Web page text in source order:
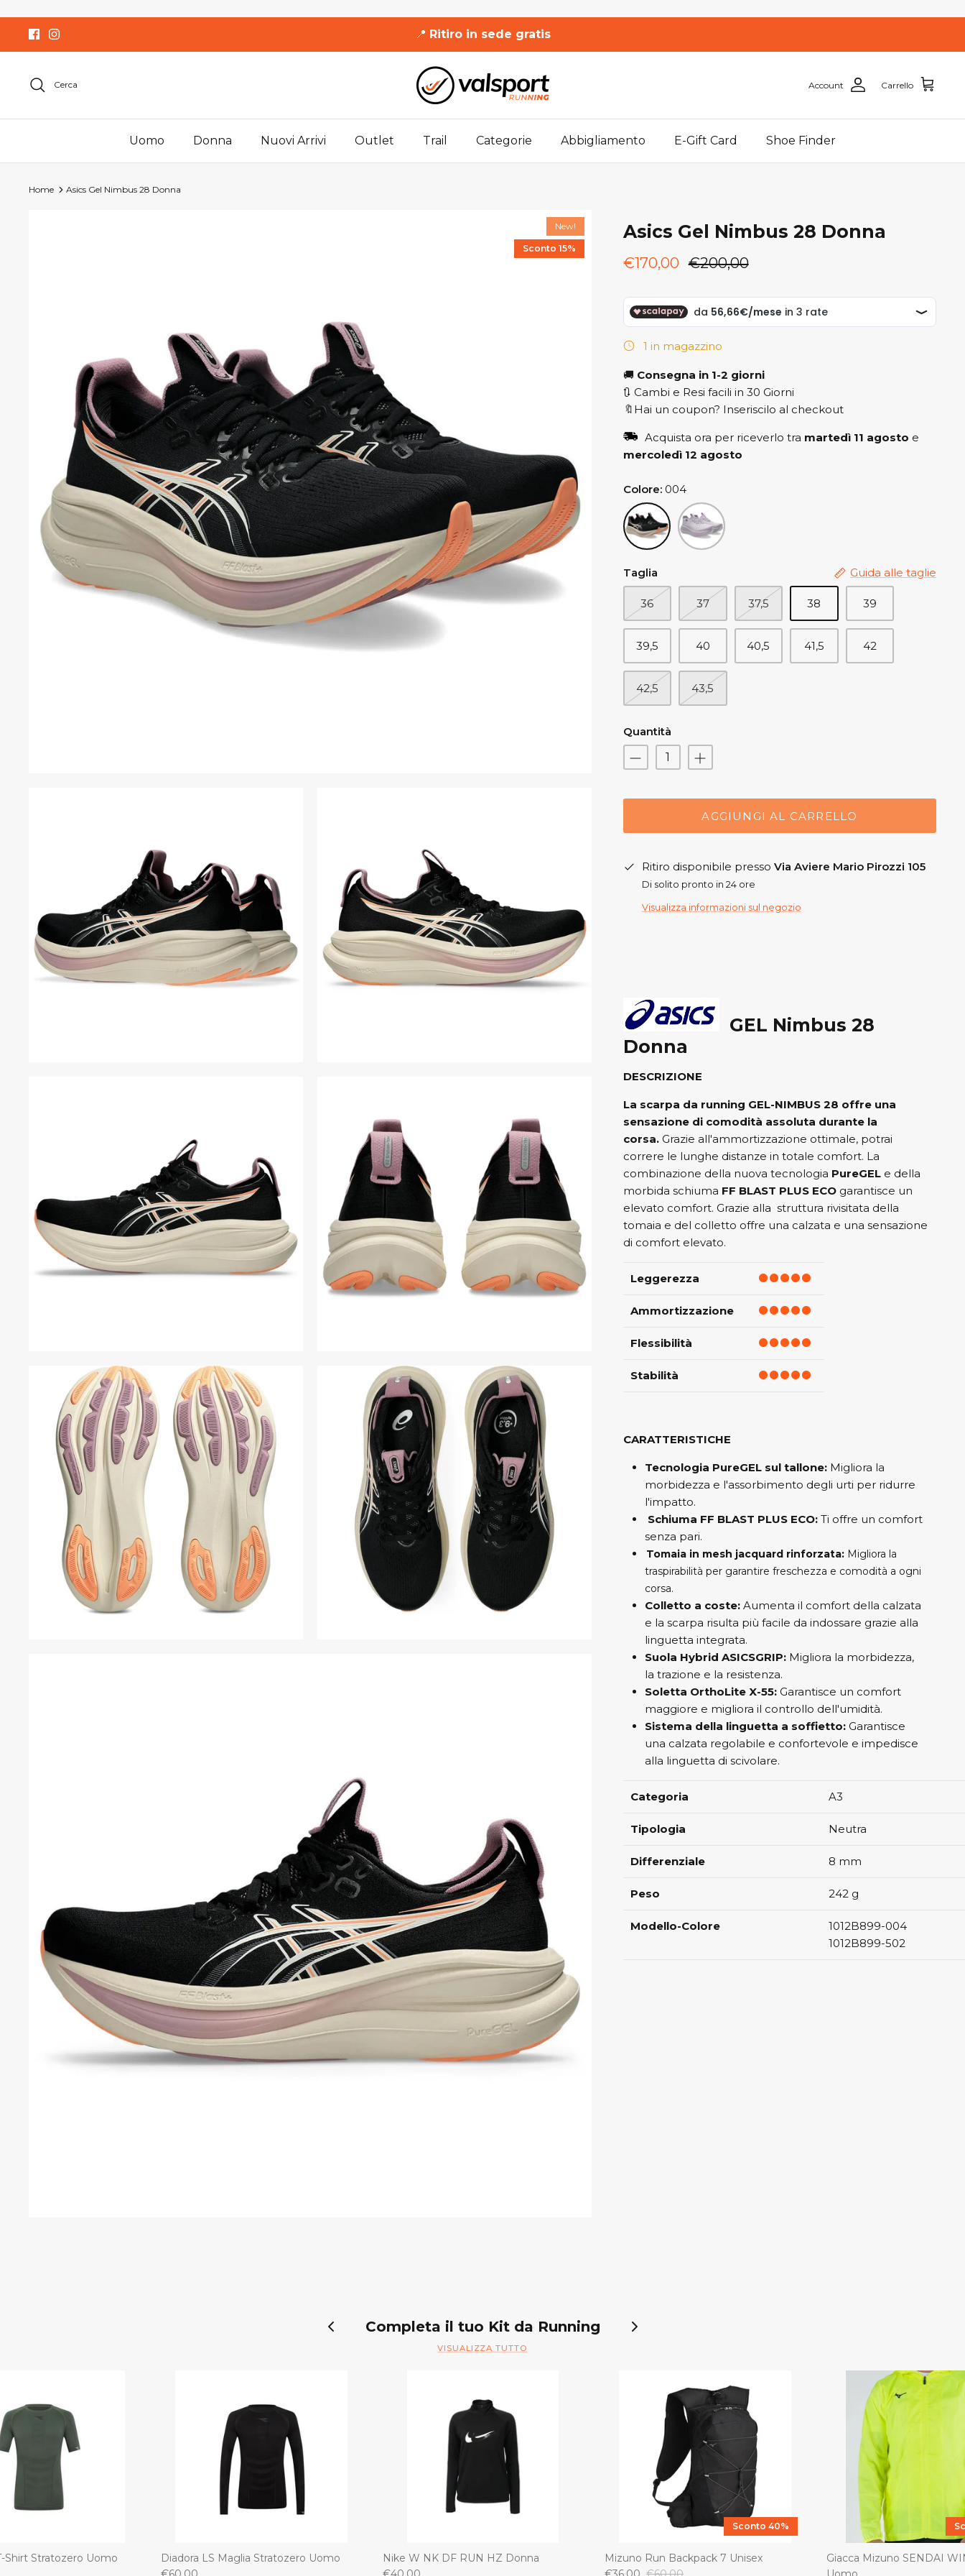
📍 Ritiro in sede gratis
Cerca Account Carrello
Uomo Donna Nuovi Arrivi Outlet Trail Categorie Abbigliamento E-Gift Card Shoe Finder
Home Asics Gel Nimbus 28 Donna
New!
Sconto 15%
Asics Gel Nimbus 28 Donna
€170,00 €200,00
1 in magazzino
🚚 Consegna in 1-2 giorni
🔃 Cambi e Resi facili in 30 Giorni
🔖Hai un coupon? Inseriscilo al checkout
Acquista ora per riceverlo tra martedì 11 agosto e
mercoledì 12 agosto
Colore 004
004
502
Taglia Guida alle taglie
36 37 37,5 38 39
39,5 40 40,5 41,5 42
42,5 43,5
Quantità
AGGIUNGI AL CARRELLO
Ritiro disponibile presso Via Aviere Mario Pirozzi 105
Di solito pronto in 24 ore
Visualizza informazioni sul negozio
GEL Nimbus 28
Donna
DESCRIZIONE
La scarpa da running GEL-NIMBUS 28 offre una
sensazione di comodità assoluta durante la
corsa. Grazie all'ammortizzazione ottimale, potrai
correre le lunghe distanze in totale comfort. La
combinazione della nuova tecnologia PureGELe della
morbida schiuma FF BLAST PLUS ECOgarantisce un
elevato comfort. Grazie alla struttura rivisitata della
tomaia e del colletto offre una calzata e una sensazione
di comfort elevato.
Leggerezza
Ammortizzazione
Flessibilità
Stabilità
CARATTERISTICHE
Tecnologia PureGEL sul tallone: Migliora la
morbidezza e l'assorbimento degli urti per ridurre
l'impatto.
Schiuma FF BLAST PLUS ECO: Ti offre un comfort
senza pari.
Tomaia in mesh jacquard rinforzata:Migliora la
traspirabilità per garantire freschezza e comodità a ogni
corsa.
Colletto a coste: Aumenta il comfort della calzata
e la scarpa risulta più facile da indossare grazie alla
linguetta integrata.
Suola Hybrid ASICSGRIP: Migliora la morbidezza,
la trazione e la resistenza.
Soletta OrthoLite X-55:Garantisce un comfort
maggiore e migliora il controllo dell'umidità.
Sistema della linguetta a soffietto:Garantisce
una calzata regolabile e confortevole e impedisce
alla linguetta di scivolare.
Categoria A3
Tipologia Neutra
Differenziale 8 mm
Peso 242 g
Modello-Colore
1012B899-004
1012B899-502
Completa il tuo Kit da Running
VISUALIZZA TUTTO
Shirt Stratozero Uomo
Diadora LS Maglia Stratozero Uomo
Nike W NK DF RUN HZ Donna
Sconto 40%
Mizuno Run Backpack 7 Unisex
Giacca Mizuno SENDAI